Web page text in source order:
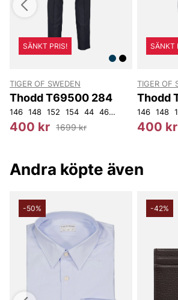
SÄNKT PRIS!
TIGER OF SWEDEN
Thodd T69500 284
146 148 152 154 44 46 48 50 52 54
400 kr 1699 kr
SÄNKT
TIGER OF
Thodd
146 148
400 kr
Andra köpte även
-50% -42%